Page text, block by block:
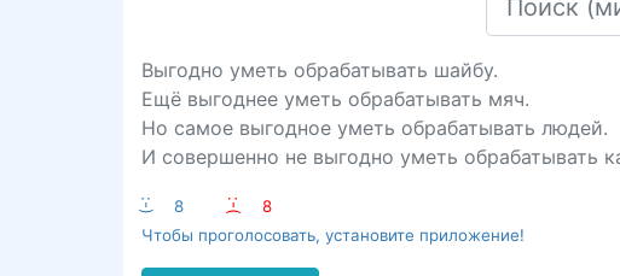
Выгодно уметь обрабатывать шайбу.
Ещё выгоднее уметь обрабатывать мяч.
Но самое выгодное уметь обрабатывать людей.
И совершенно не выгодно уметь обрабатывать
:-) 8 :-(
8
Чтобы проголосовать, установите приложение!